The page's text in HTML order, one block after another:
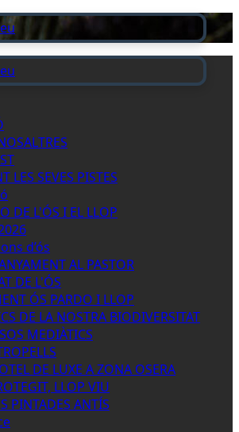
LES SEVES PISTES
DE L'ÓS I EL LLOP
d’ós
AL PASTOR
DE L'ÓS
ÓS PARDO I LLOP
DE LA NOSTRA BIODIVERSITAT
MEDIÀTICS
DE LUXE A ZONA OSERA
LLOP VIU
PINTADES ANTÍS